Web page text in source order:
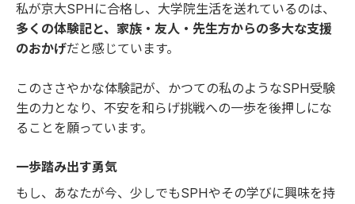
私が京大SPHに合格し、大学院生活を送れているのは、
多くの体験記と、家族・友人・先生方からの多大な支援
のおかげだと感じています。
このささやかな体験記が、かつての私のようなSPH受験
生の力となり、不安を和らげ挑戦への一歩を後押しにな
ることを願っています。
一歩踏み出す勇気
もし、あなたが今、少しでもSPHやその学びに興味を持